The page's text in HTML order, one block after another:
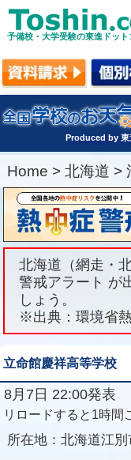
予備校・大学受験の東進ドット
Produced by 東
Home > 北海道 >
北海道（網走・
警戒アラート が
しょう。
※出典：環境省
立命館慶祥高等学校
8月7日 22:00発表
リロードすると1時間
所在地： 北海道江